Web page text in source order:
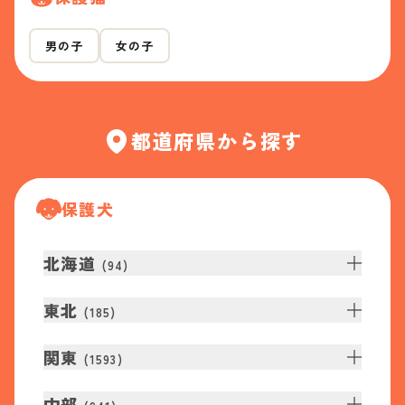
男の子 女の子
都道府県から探す
保護犬
北海道 (94)
東北 (185)
関東 (1593 )